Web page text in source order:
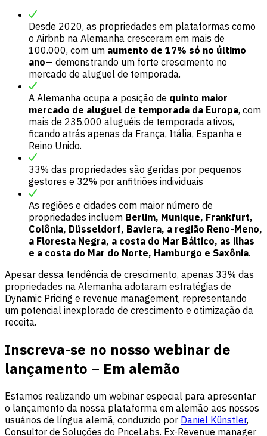
Desde 2020, as propriedades em plataformas como
o Airbnb na Alemanha cresceram em mais de
100.000, com um aumento de 17% só no último
ano— demonstrando um forte crescimento no
mercado de aluguel de temporada.
A Alemanha ocupa a posição de quinto maior
mercado de aluguel de temporada da Europa, com
mais de 235.000 aluguéis de temporada ativos,
ficando atrás apenas da França, Itália, Espanha e
Reino Unido.
33% das propriedades são geridas por pequenos
gestores e 32% por anfitriões individuais
As regiões e cidades com maior número de
propriedades incluem Berlim, Munique, Frankfurt,
Colônia, Düsseldorf, Baviera, a região Reno-Meno,
a Floresta Negra, a costa do Mar Báltico, as ilhas
e a costa do Mar do Norte, Hamburgo e Saxônia.
Apesar dessa tendência de crescimento, apenas 33% das
propriedades na Alemanha adotaram estratégias de
Dynamic Pricing e revenue management, representando
um potencial inexplorado de crescimento e otimização da
receita.
Inscreva-se no nosso webinar de
lançamento – Em alemão
Estamos realizando um webinar especial para apresentar
o lançamento da nossa plataforma em alemão aos nossos
usuários de língua alemã, conduzido por Daniel Künstler,
Consultor de Soluções do PriceLabs. Ex-Revenue manager